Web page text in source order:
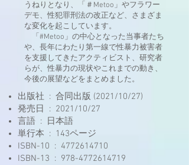
うねりとなり、「＃Metoo」やフラワー
デモ、性犯罪刑法の改正など、さまざま
な変化を起こしています。
「#Metoo」の中心となった当事者たち
や、長年にわたり第一線で性暴力被害者
を支援してきたアクティビスト、研究者
らが、性暴力の現状やこれまでの動き、
今後の展望などをまとめました。
出版社 ‏ : ‎ 合同出版 (2021/10/27)
発売日 ‏ : ‎ 2021/10/27
言語 ‏ : ‎ 日本語
単行本 ‏ : ‎ 143ページ
ISBN-10 ‏ : ‎ 4772614710
ISBN-13 ‏ : ‎ 978-4772614719